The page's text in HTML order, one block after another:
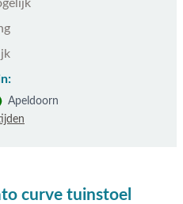
Apeldoorn
curve tuinstoel